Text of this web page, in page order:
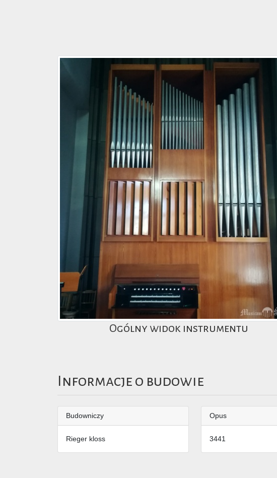
Ogólny widok instrumentu
Informacje o budowie
Budowniczy
Rieger kloss
Opus
3441